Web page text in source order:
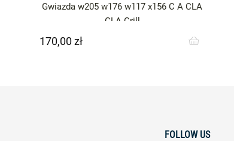
Gwiazda w205 w176 w117 x156 C A CLA
GLA Grill
Cena
170,00 zł
FOLLOW US